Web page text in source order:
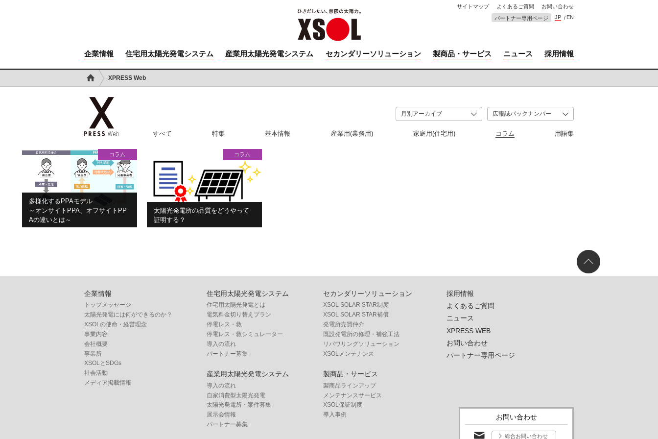
企業情報 住宅用太陽光発電システム 産業用太陽光発電システム セカンダリーソリューション 製商品・サービス ニュース 採用情報
サイトマップ よくあるご質問
お問い合わせ
パートナー専用ページ
JP EN
XPRESS Web
すべて 特集 基本情報 産業用(業務用) 家庭用(住宅用) コラム 用語集
コラム
多様化するPPAモデル
～オンサイトPPA、オフサイトPP
Aの違いとは～
コラム
太陽光発電所の品質をどうやって
証明する？
企業情報
トップメッセージ
太陽光発電には何ができるのか？
XSOLの使命・経営理念
事業内容
会社概要
事業所
XSOLとSDGs
社会活動
メディア掲載情報
住宅用太陽光発電システム
住宅用太陽光発電とは
電気料金切り替えプラン
停電レス・救
停電レス・救シミュレーター
導入の流れ
パートナー募集
産業用太陽光発電システム
導入の流れ
自家消費型太陽光発電
太陽光発電所・案件募集
展示会情報
パートナー募集
セカンダリーソリューション
XSOL SOLAR STAR制度
XSOL SOLAR STAR補償
発電所売買仲介
既設発電所の修理・補強工法
リパワリングソリューション
XSOLメンテナンス
製商品・サービス
製商品ラインアップ
メンテナンスサービス
XSOL保証制度
導入事例
採用情報
よくあるご質問
ニュース
XPRESS WEB
お問い合わせ
パートナー専用ページ
お問い合わせ
総合お問い合わせ